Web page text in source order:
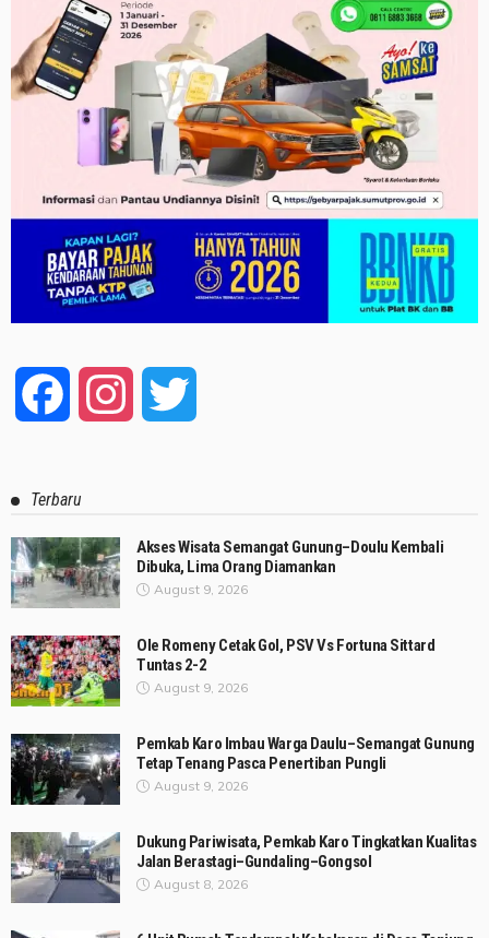
Facebook Instagram
Terbaru
Akses Wisata Semangat Gunung–Doulu Kembali
Dibuka, Lima Orang Diamankan
August 9, 2026
Ole Romeny Cetak Gol, PSV Vs Fortuna Sittard
Tuntas 2-2
August 9, 2026
Pemkab Karo Imbau Warga Daulu–Semangat Gunung
Tetap Tenang Pasca Penertiban Pungli
August 9, 2026
Dukung Pariwisata, Pemkab Karo Tingkatkan Kualitas
Jalan Berastagi–Gundaling–Gongsol
August 8, 2026